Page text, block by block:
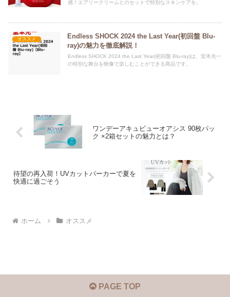
感！エアリークリームとのセットで特別なスキンケアを。
オススメ
Endless SHOCK 2024 the Last Year(初回盤 Blu-
ray)の魅力を徹底解説！
Endless SHOCK 2024 the Last Year(初回盤 Blu-ray)は、堂本光一
の特別な舞台を映像で楽しむことができる商品です。
ワンデーアキュビューオアシス 90枚パッ
ク ×2箱セットの魅力とは？
待望の再入荷！UVカットパーカーで夏を
快適に過ごそう
ホーム オススメ
PAGE TOP